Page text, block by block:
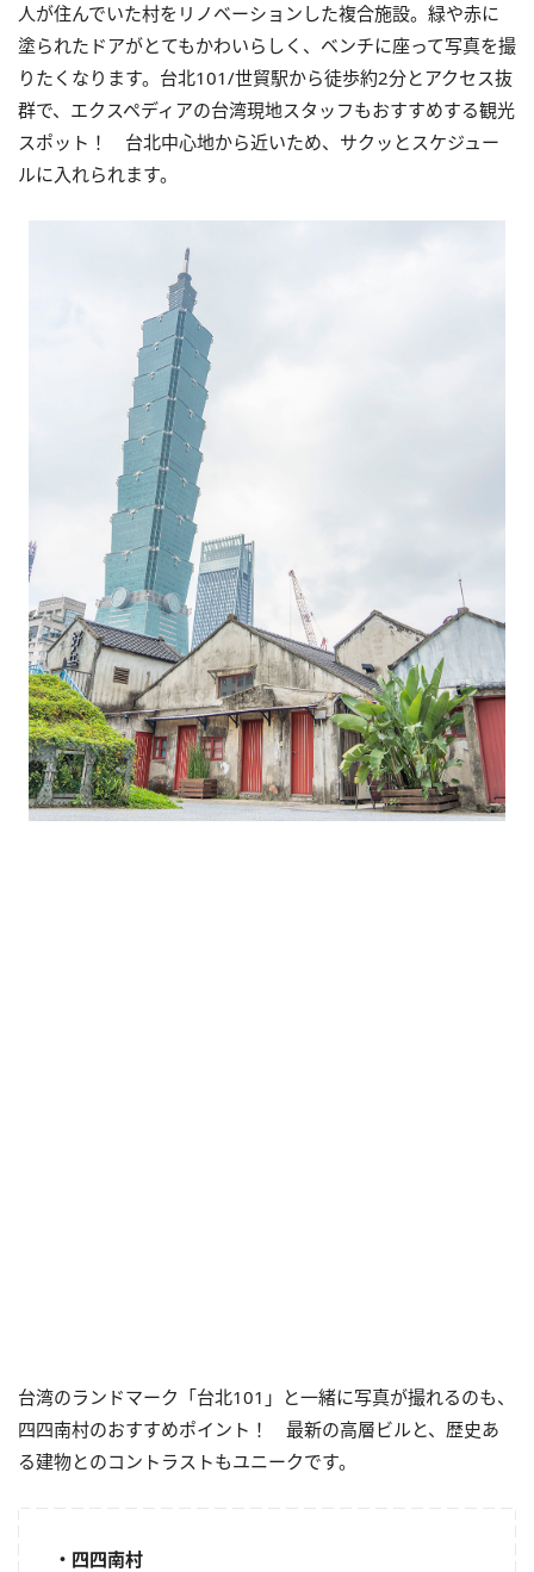
人が住んでいた村をリノベーションした複合施設。緑や赤に
塗られたドアがとてもかわいらしく、ベンチに座って写真を撮
りたくなります。台北101/世貿駅から徒歩約2分とアクセス抜
群で、エクスペディアの台湾現地スタッフもおすすめする観光
スポット！ 台北中心地から近いため、サクッとスケジュー
ルに入れられます。
台湾のランドマーク「台北101」と一緒に写真が撮れるのも、
四四南村のおすすめポイント！ 最新の高層ビルと、歴史あ
る建物とのコントラストもユニークです。
・四四南村